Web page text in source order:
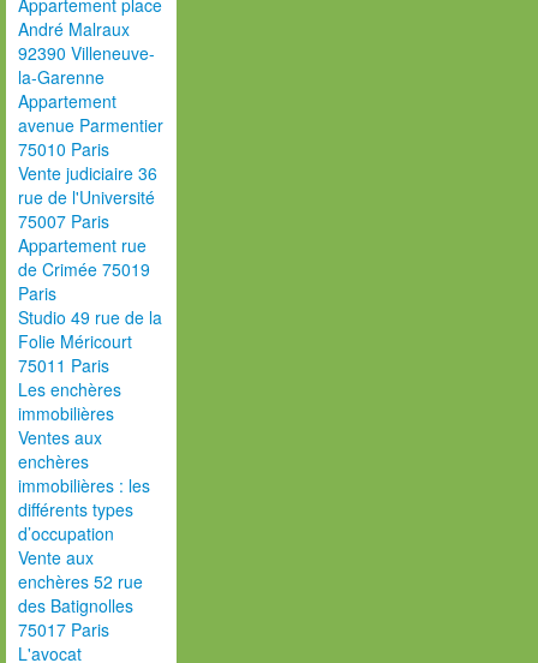
Appartement place
André Malraux
92390 Villeneuve-
la-Garenne
Appartement
avenue Parmentier
75010 Paris
Vente judiciaire 36
rue de l'Université
75007 Paris
Appartement rue
de Crimée 75019
Paris
Studio 49 rue de la
Folie Méricourt
75011 Paris
Les enchères
immobilières
Ventes aux
enchères
immobilières : les
différents types
d’occupation
Vente aux
enchères 52 rue
des Batignolles
75017 Paris
L'avocat